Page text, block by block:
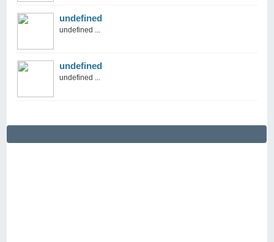
undefined
undefined ...
undefined
undefined ...